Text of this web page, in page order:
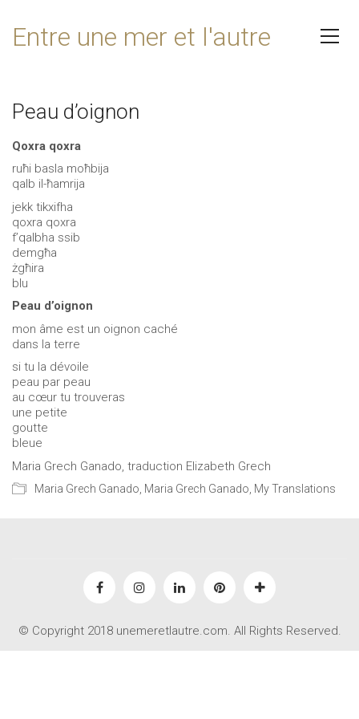
Entre une mer et l'autre
Peau d’oignon
Qoxra qoxra
ruħi basla moħbija
qalb il-ħamrija
jekk tikxifha
qoxra qoxra
f’qalbha ssib
demgħa
żgħira
blu
Peau d’oignon
mon âme est un oignon caché
dans la terre
si tu la dévoile
peau par peau
au cœur tu trouveras
une petite
goutte
bleue
Maria Grech Ganado, traduction Elizabeth Grech
Maria Grech Ganado Maria Grech Ganado My Translations
© Copyright 2018 unemeretlautre.com. All Rights Reserved.